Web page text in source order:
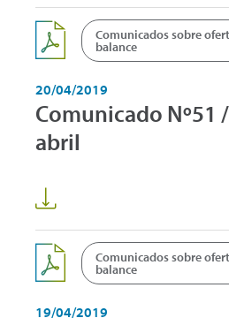
Comunicados sobre
balance
20/04/2019
Comunicado Nº51
abril
Comunicados sobre
balance
19/04/2019